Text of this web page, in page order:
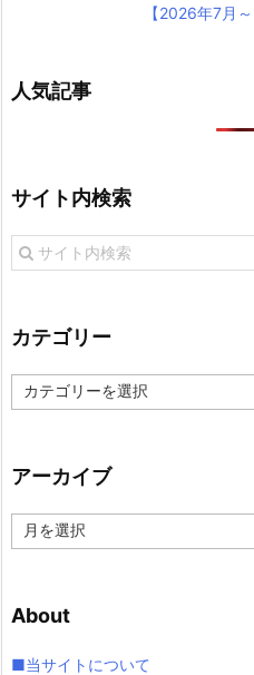
【2026年7月
人気記事
サイト内検索
カテゴリー
カ
テ
ー
アーカイブ
ー
ブ
About
■当サイトについて